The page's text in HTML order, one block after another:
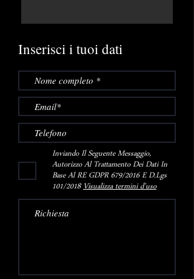
Inserisci i tuoi dati
Inviando Il Seguente Messaggio,
Autorizzo Al Trattamento Dei Dati In
Base Al RE GDPR 679/2016 E D.Lgs
101/2018Visualizza termini d'uso